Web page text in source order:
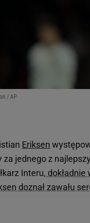
/ AP
Eriksen
za jednego z
Interu,
doznał zawału